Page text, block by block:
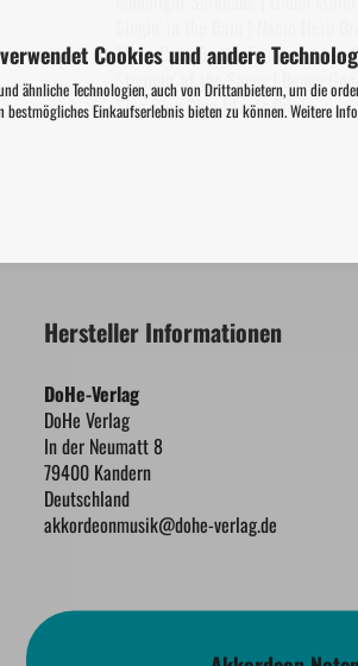
Cookies und andere
ähnliche Technologien, auch von Drittanbietern, um die
bestmögliches Einkaufserlebnis bieten zu können. Weitere
Three Coins in the Fountain | Jule
Stompin' at the Savoy | Benny
Sing Sing Sing | Louis Prima
Hersteller Informationen
DoHe-Verlag
DoHe Verlag
In der Neumatt 8
79400 Kandern
Deutschland
akkordeonmusik@dohe-verlag.de